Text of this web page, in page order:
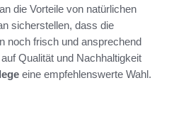
die Vorteile von natürlichen
sicherstellen, dass die
noch frisch und ansprechend
Qualität und Nachhaltigkeit
eine empfehlenswerte Wahl.